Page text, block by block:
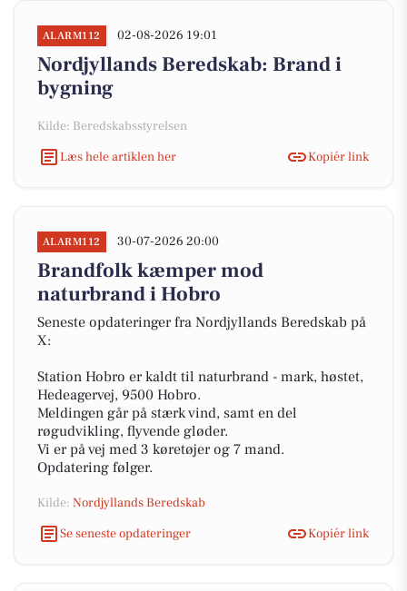
ALARM112 02-08-2026 19:01
Nordjyllands Beredskab: Brand i
bygning
Kilde: Beredskabsstyrelsen
Læs hele artiklen her
Kopiér link
ALARM112 30-07-2026 20:00
Brandfolk kæmper mod
naturbrand i Hobro
Seneste opdateringer fra Nordjyllands Beredskab på
X:
Station Hobro er kaldt til naturbrand - mark, høstet,
Hedeagervej, 9500 Hobro.
Meldingen går på stærk vind, samt en del
røgudvikling, flyvende gløder.
Vi er på vej med 3 køretøjer og 7 mand.
Opdatering følger.
Kilde: Nordjyllands Beredskab
Se seneste opdateringer
Kopiér link